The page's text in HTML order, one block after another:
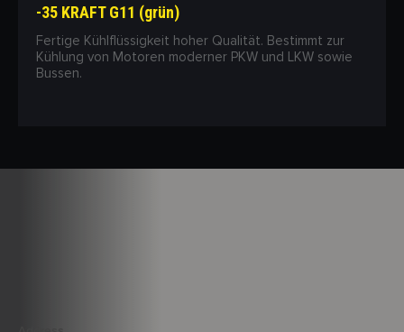
-35 KRAFT G11 (grün)
Fertige Kühlflüssigkeit hoher Qualität. Bestimmt zur
Kühlung von Motoren moderner PKW und LKW sowie
Bussen.